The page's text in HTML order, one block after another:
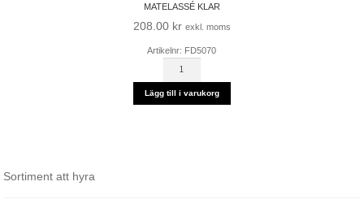
MATELASSÉ KLAR
208.00 kr exkl. moms
Artikelnr: FD5070
mängd
Lägg till i varukorg
Sortiment att hyra